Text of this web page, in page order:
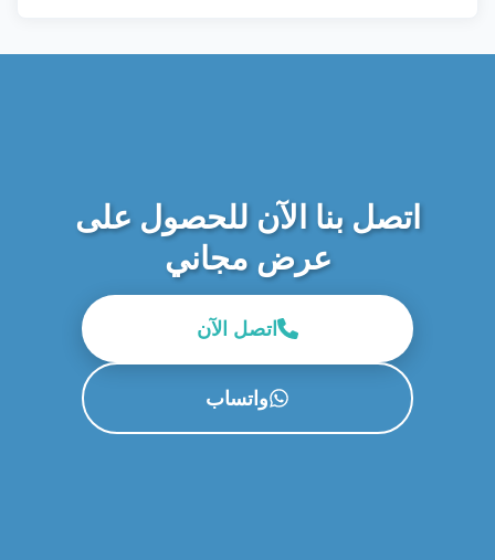
اتصل بنا الآن للحصول على
عرض مجاني
اتصل الآن
واتساب